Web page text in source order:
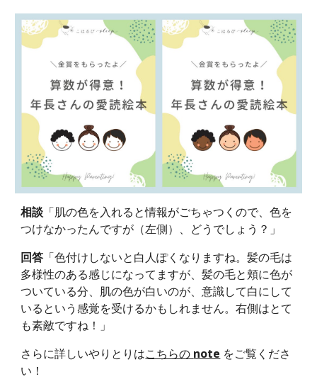
相談 「肌の色を入れると情報がごちゃつくので、色を
つけなかったんですが（左側）、どうでしょう？」
回答 「色付けしないと白人ぽくなりますね。髪の毛は
多様性のある感じになってますが、髪の毛と頬に色が
ついている分、肌の色が白いのが、意識して白にして
いるという感覚を受けるかもしれません。右側はとて
も素敵ですね！」
さらに詳しいやりとりはこちらの note をご覧くださ
い！